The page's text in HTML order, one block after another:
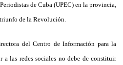
de Cuba (UPEC) en la provincia,
de la Revolución.
del Centro de Información para la
a las redes sociales no debe de constituir